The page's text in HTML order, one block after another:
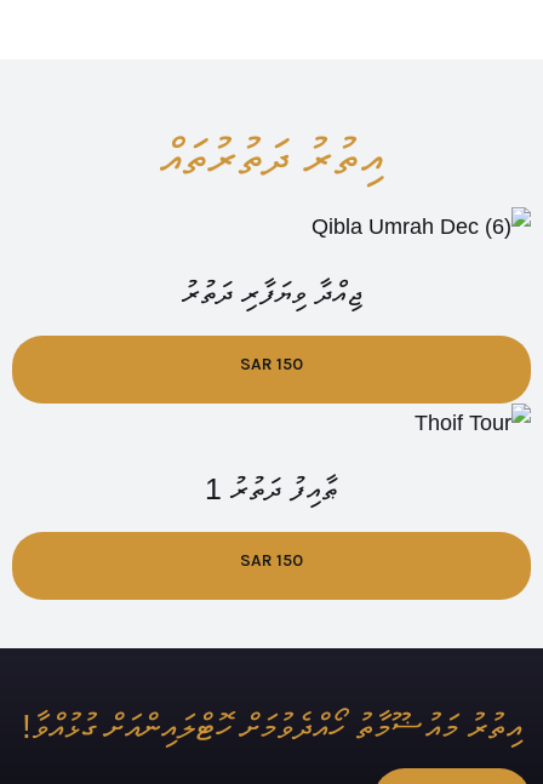
އިތުރު ދަތުރުތައް
ޖިއްދާ ވިޔަފާރި ދަތުރު
SAR 150
ޠާއިފު ދަތުރު 1
SAR 150
އިތުރު މައުޟޫމާތު ހޯއްދެވުމަށް ހޮޓްލައިންއަށް ގުޅުއްވާ!